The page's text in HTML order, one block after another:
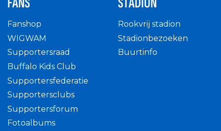
Fanshop
WIGWAM
Supportersraad
Buffalo Kids Club
Supportersfederatie
Supportersclubs
Supportersforum
Fotoalbums
Rookvrij stadion
Stadionbezoeken
Buurtinfo